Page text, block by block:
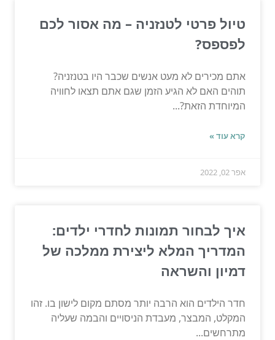
טיול פרטי לטנזניה – מה אסור לכם
לפספס?
אתם מכירים לא מעט אנשים שכבר היו בטנזניה?
תוהים האם לא הגיע הזמן שגם אתם תצאו לחוויה
המיוחדת הזאת?...
קרא עוד »
אפר 02, 2022
איך לבחור תמונות לחדרי ילדים:
המדריך המלא ליצירת ממלכה של
דמיון והשראה
חדר הילדים הוא הרבה יותר מסתם מקום לישון בו. זהו
המקלט, המבצר, מעבדת הניסויים והבמה שעליה
מתרחשים...